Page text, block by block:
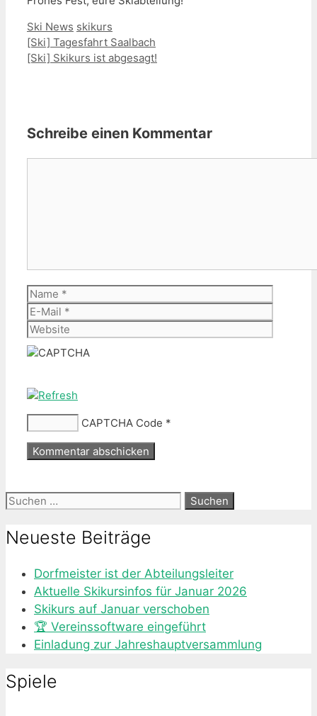
Kategorien
Ski News Schlagwörter
skikurs
[Ski] Tagesfahrt Saalbach
[Ski] Skikurs ist abgesagt!
Schreibe einen Kommentar
Name
Mail
CAPTCHA Code *
Suche
Neueste Beiträge
Dorfmeister ist der Abteilungsleiter
Aktuelle Skikursinfos für Januar 2026
Skikurs auf Januar verschoben
🏆 Vereinssoftware eingeführt
Einladung zur Jahreshauptversammlung
Spiele